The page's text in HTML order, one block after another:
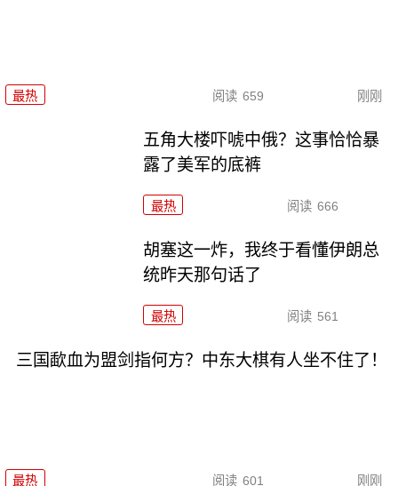
最热 阅读 659 刚刚
五角大楼吓唬中俄？这事恰恰暴
露了美军的底裤
最热 阅读 666
胡塞这一炸，我终于看懂伊朗总
统昨天那句话了
最热 阅读 561
三国歃血为盟剑指何方？中东大棋有人坐不住了！
最热 阅读 601 刚刚